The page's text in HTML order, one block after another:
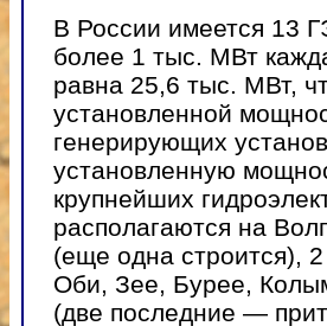
В России имеется 13
более 1 тыс. МВт
равна 25,6 тыс. МВт,
установленной
генерирующих
установленную
крупнейших
располагаются на
(еще одна строится),
Оби, Зее, Бурее,
(две последние —